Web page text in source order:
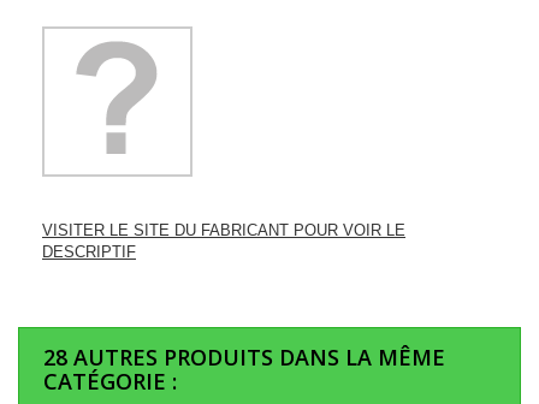
VISITER LE SITE DU FABRICANT POUR VOIR LE
DESCRIPTIF
28 AUTRES PRODUITS DANS LA MÊME
CATÉGORIE :